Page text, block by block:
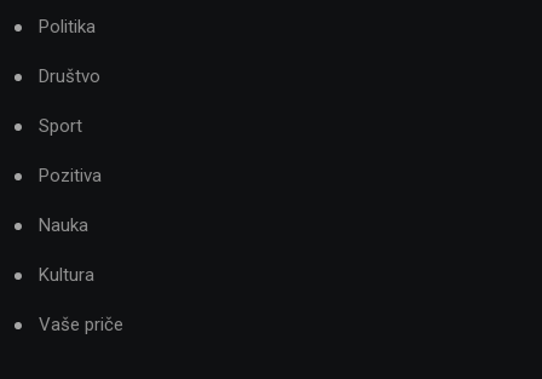
Politika
Društvo
Sport
Pozitiva
Nauka
Kultura
Vaše priče